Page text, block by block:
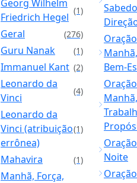
Georg Wilhelm
Friedrich Hegel
(1)
Geral (276)
Guru Nanak (1)
Immanuel Kant (2)
Leonardo da
Vinci
(4)
Leonardo da
Vinci (atribuição
errônea)
(1)
Mahavira (1)
Manhã, Força,
Bem-
Manhã,
Noite